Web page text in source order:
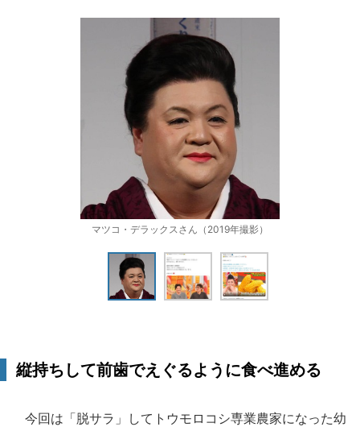
マツコ・デラックスさん（2019年撮影）
縦持ちして前歯でえぐるように食べ進める
今回は「脱サラ」してトウモロコシ専業農家になった幼